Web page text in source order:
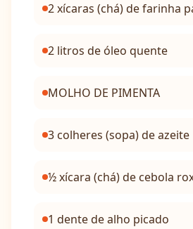
2 xícaras (chá) de farinha
2 litros de óleo quente
MOLHO DE PIMENTA
3 colheres (sopa) de azeite
½ xícara (chá) de cebola
1 dente de alho picado